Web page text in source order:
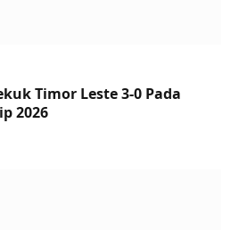
Timor Leste 3-0 Pada
2026